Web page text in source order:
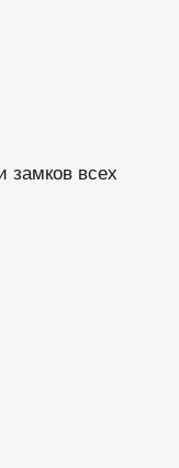
замков всех